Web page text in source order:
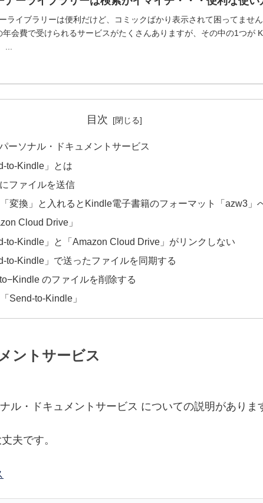
ライブラリーは便利だけど、コミックばかり表示されて困ってませ
年会費で受けられるサービスがたくさんありますが、その中の1つが
目次
ーソナル・ドキュメントサービス
to-Kindle」とは
ファイルを送信
変換」と入れるとKindle電子書籍のフォーマット「azw3」
Cloud Drive」
to-Kindle」と「Amazon Cloud Drive」がリンクしない
to-Kindle」で送ったファイルを同期する
のファイルを削除する
Send-to-Kindle」
ントサービス
ル・ドキュメントサービス についての説明がありま
夫です。